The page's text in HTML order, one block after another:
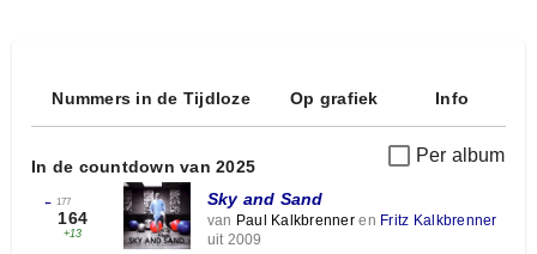
Nummers in de Tijdloze Op grafiek Info
Per album
In de countdown van 2025
← 177
164
+13
Sky and Sand
van Paul Kalkbrenneren Fritz Kalkbrenner
uit 2009